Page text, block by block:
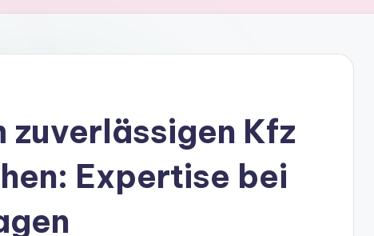
zuverlässigen Kfz
Expertise bei